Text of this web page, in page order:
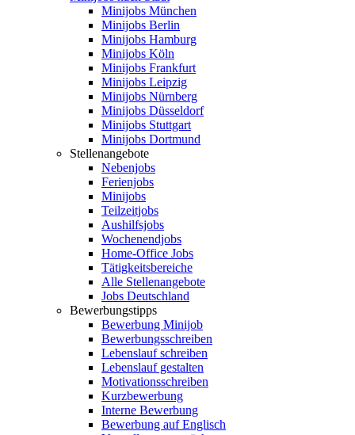
Minijobs München
Minijobs Berlin
Minijobs Hamburg
Minijobs Köln
Minijobs Frankfurt
Minijobs Leipzig
Minijobs Nürnberg
Minijobs Düsseldorf
Minijobs Stuttgart
Minijobs Dortmund
Stellenangebote
Nebenjobs
Ferienjobs
Minijobs
Teilzeitjobs
Aushilfsjobs
Wochenendjobs
Home-Office Jobs
Tätigkeitsbereiche
Alle Stellenangebote
Jobs Deutschland
Bewerbungstipps
Bewerbung Minijob
Bewerbungsschreiben
Lebenslauf schreiben
Lebenslauf gestalten
Motivationsschreiben
Kurzbewerbung
Interne Bewerbung
Bewerbung auf Englisch